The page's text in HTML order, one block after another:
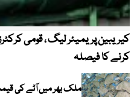
کرنے کا فیصلہ
ملک بھر میں آٹے کی